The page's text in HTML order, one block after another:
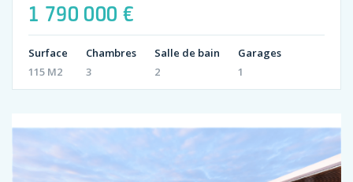
1 790 000 €
Surface
115 M2
Chambres
3
Salle de bain
2
Garages
1